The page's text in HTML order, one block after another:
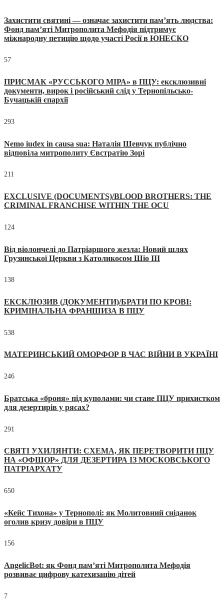
Захистити святині — означає захистити пам’ять людства:
Фонд пам’яті Митрополита Мефодія підтримує
міжнародну петицію щодо участі Росії в ЮНЕСКО
57
ПРИСМАК «РУССЬКОГО МІРА» в ПЦУ: ексклюзивні
документи, вирок і російський слід у Тернопільсько-
Бучацькій єпархії
293
Nemo iudex in causa sua: Наталія Шевчук публічно
відповіла митрополиту Євстратію Зорі
211
EXCLUSIVE (DOCUMENTS)/BLOOD BROTHERS: THE
CRIMINAL FRANCHISE WITHIN THE OCU
124
Від віолончелі до Патріаршого жезла: Новий шлях
Грузинської Церкви з Католикосом Шіо III
138
ЕКСКЛЮЗИВ (ДОКУМЕНТИ)/БРАТИ ПО КРОВІ:
КРИМІНАЛЬНА ФРАНШИЗА В ПЦУ
538
МАТЕРИНСЬКИЙ ОМОРФОР В ЧАС ВІЙНИ В УКРАЇНІ
246
Братська «броня» під куполами: чи стане ПЦУ прихистком
для дезертирів у рясах?
291
СВЯТІ УХИЛЯНТИ: СХЕМА, ЯК ПЕРЕТВОРИТИ ПЦУ
НА «ОФШОР» ДЛЯ ДЕЗЕРТИРА ІЗ МОСКОВСЬКОГО
ПАТРІАРХАТУ
650
«Кейс Тихона» у Тернополі: як Молитовний сніданок
оголив кризу довіри в ПЦУ
156
AngelicBot: як Фонд пам’яті Митрополита Мефодія
розвиває цифрову катехизацію дітей
7